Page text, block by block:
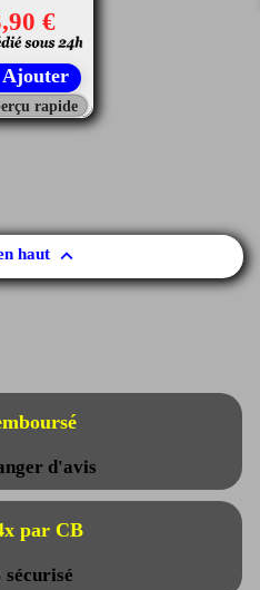
€
Ajouter
rapide
haut 
d'avis
par CB
sécurisé